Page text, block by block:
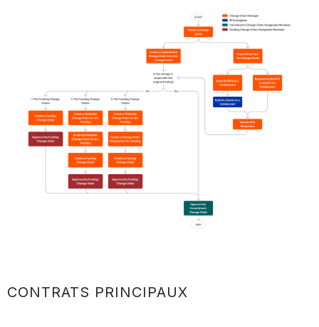
CONTRATS PRINCIPAUX